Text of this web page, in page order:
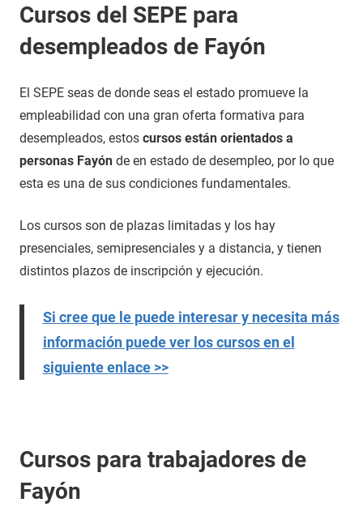
Cursos del SEPE para
desempleados de Fayón
El SEPE seas de donde seas el estado promueve la
empleabilidad con una gran oferta formativa para
desempleados, estos cursos están orientados a
personas Fayón de en estado de desempleo, por lo que
esta es una de sus condiciones fundamentales.
Los cursos son de plazas limitadas y los hay
presenciales, semipresenciales y a distancia, y tienen
distintos plazos de inscripción y ejecución.
Si cree que le puede interesar y necesita más
información puede ver los cursos en el
siguiente enlace >>
Cursos para trabajadores de
Fayón